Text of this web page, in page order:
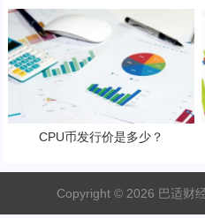
CPU币发行价是多少？
Copyright © 2026 巴适财